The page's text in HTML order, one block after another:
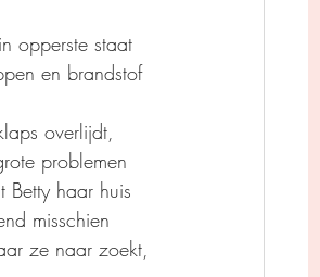
opperste staat
en brandstof
overlijdt,
problemen
Betty haar huis
misschien
ze naar zoekt,